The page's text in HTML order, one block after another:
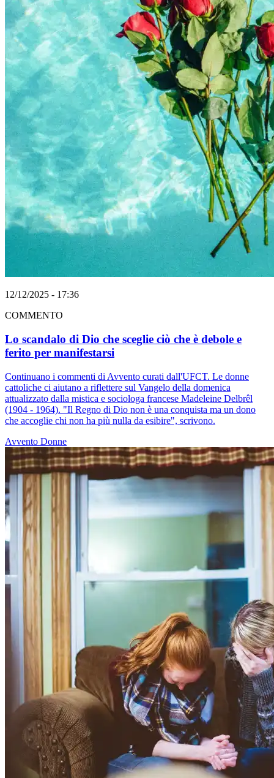
12/12/2025 - 17:36
COMMENTO
Lo scandalo di Dio che sceglie ciò che è debole e
ferito per manifestarsi
Continuano i commenti di Avvento curati dall'UFCT. Le donne
cattoliche ci aiutano a riflettere sul Vangelo della domenica
attualizzato dalla mistica e sociologa francese Madeleine Delbrêl
(1904 - 1964). "Il Regno di Dio non è una conquista ma un dono
che accoglie chi non ha più nulla da esibire", scrivono.
Avvento Donne